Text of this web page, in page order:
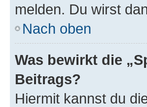
melden. Du wirst
Nach oben
Was bewirkt die
Beitrags?
Hiermit kannst du